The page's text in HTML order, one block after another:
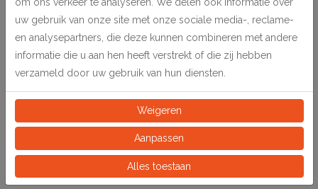
kleur. De kleur Black Bison Neutral kan gebruikt worden als afdeklaag
na het aanbrengen van Special Effects Wax. Verpakt in blikken van
150 ml.
om ons verkeer te analyseren. We delen ook informatie over
uw gebruik van onze site met onze sociale media-, reclame-
en analysepartners, die deze kunnen combineren met andere
informatie die u aan hen heeft verstrekt of die zij hebben
verzameld door uw gebruik van hun diensten.
Weigeren
Aanpassen
Alles toestaan